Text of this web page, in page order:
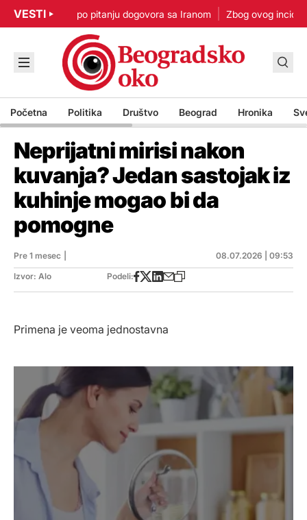
VESTI
Nisam u žurbi po pitanju dogovora sa Iranom Zbog ovog
Početna Politika Društvo Beograd Hronika
Neprijatni mirisi nakon
kuvanja? Jedan sastojak iz
kuhinje mogao bi da
pomogne
Pre 1 mesec
08.07.2026 | 09:53
Izvor: Alo
Podeli:
Primena je veoma jednostavna